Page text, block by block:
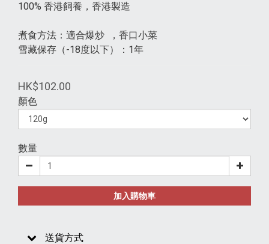
100% 香港飼養，香港製造
煮食方法：適合爆炒  ，香口小菜
雪藏保存（-18度以下）：1年
HK$102.00
顏色
數量
加入購物車
送貨方式